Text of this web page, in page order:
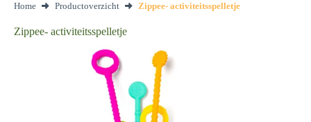
Home Productoverzicht Zippee- activiteitsspelletje
Zippee- activiteitsspelletje